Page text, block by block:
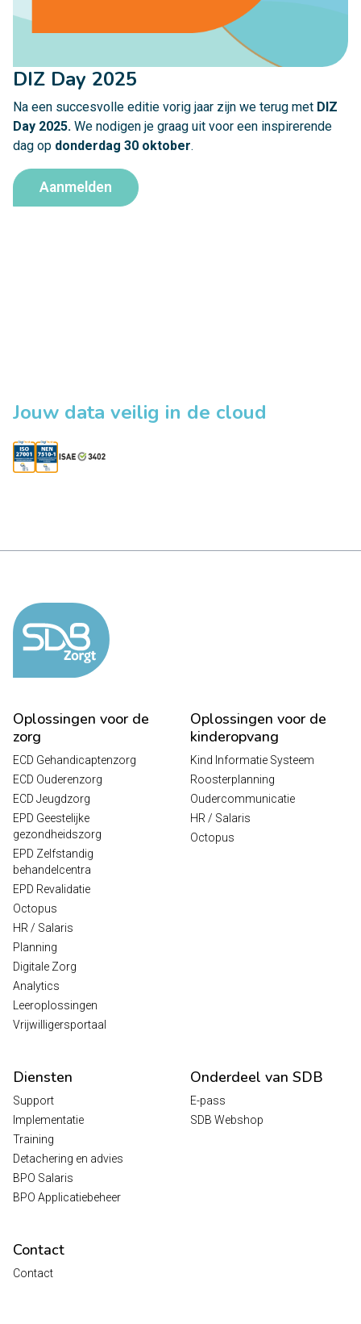
DIZ Day 2025
Na een succesvolle editie vorig jaar zijn we terug met DIZ
Day 2025. We nodigen je graag uit voor een inspirerende
dag op donderdag 30 oktober.
Aanmelden
Jouw data veilig in de cloud
Oplossingen voor de
zorg
ECD Gehandicaptenzorg
ECD Ouderenzorg
ECD Jeugdzorg
EPD Geestelijke
gezondheidszorg
EPD Zelfstandig
behandelcentra
EPD Revalidatie
Octopus
HR / Salaris
Planning
Digitale Zorg
Analytics
Leeroplossingen
Vrijwilligersportaal
Oplossingen voor de
kinderopvang
Kind Informatie Systeem
Roosterplanning
Oudercommunicatie
HR / Salaris
Octopus
Diensten
Support
Implementatie
Training
Detachering en advies
BPO Salaris
BPO Applicatiebeheer
Onderdeel van SDB
E-pass
SDB Webshop
Contact
Contact